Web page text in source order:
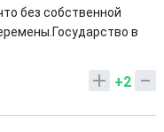
без собственной
в
+2